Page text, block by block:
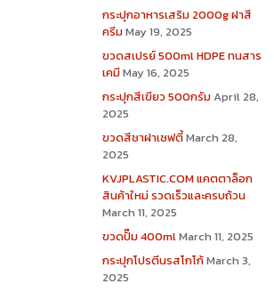
กระปุกอาหารเสริม 2000g ฝาสี
ครีมMay 19, 2025
ขวดสเปรย์ 500ml HDPE ทนสาร
เคมีMay 16, 2025
กระปุกสีเขียว 500กรัมApril 28,
2025
ขวดสีชาฝาเซฟตี้March 28,
2025
KVJPLASTIC.COM แคตตาล็อก
สินค้าใหม่ รวดเร็วและครบถ้วน
March 11, 2025
ขวดปั๊ม 400mlMarch 11, 2025
กระปุกโปรตีนรสโกโก้March 3,
2025